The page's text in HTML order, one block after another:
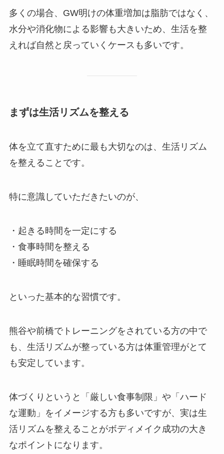
多くの場合、GW明けの体重増加は脂肪ではなく、
水分や消化物による影響も大きいため、生活を整
えれば自然と戻っていくケースも多いです。
まずは生活リズムを整える
体を立て直すために最も大切なのは、生活リズム
を整えることです。
特に意識していただきたいのが、
・起きる時間を一定にする
・食事時間を整える
・睡眠時間を確保する
といった基本的な習慣です。
熊谷や前橋でトレーニングをされている方の中で
も、生活リズムが整っている方は体重管理がとて
も安定しています。
体づくりというと「厳しい食事制限」や「ハード
な運動」をイメージする方も多いですが、実は生
活リズムを整えることがボディメイク成功の大き
なポイントになります。